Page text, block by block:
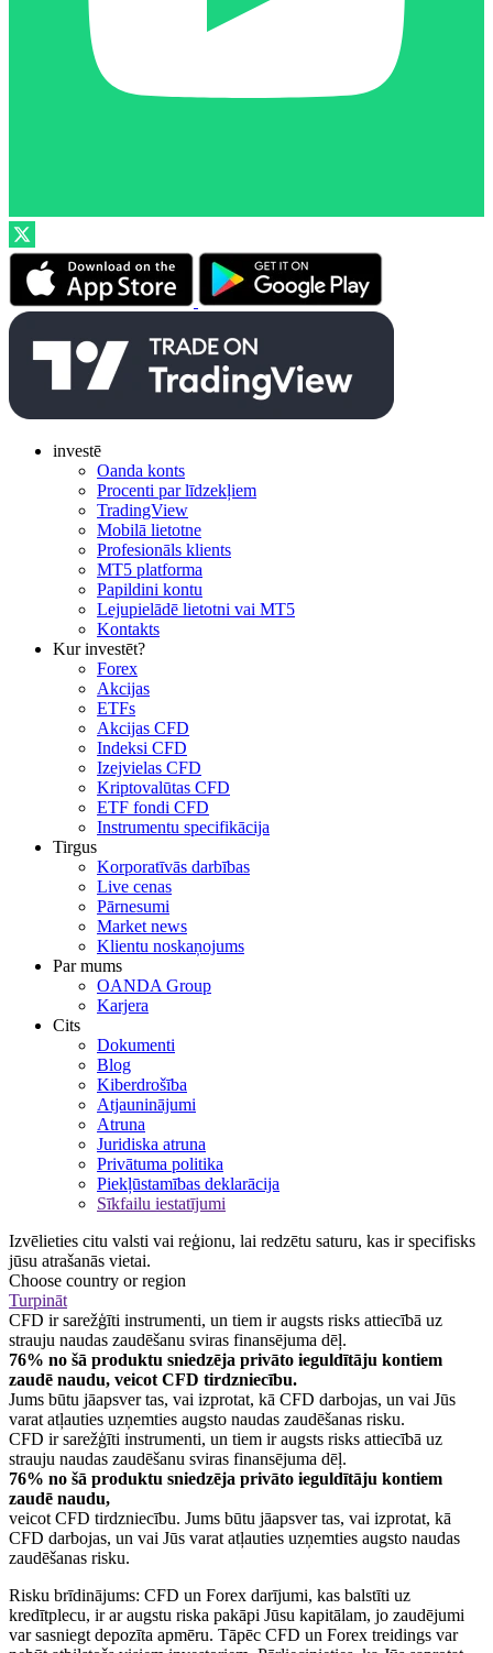
investē
Oanda konts
Procenti par līdzekļiem
TradingView
Mobilā lietotne
Profesionāls klients
MT5 platforma
Papildini kontu
Lejupielādē lietotni vai MT5
Kontakts
Kur investēt?
Forex
Akcijas
ETFs
Akcijas CFD
Indeksi CFD
Izejvielas CFD
Kriptovalūtas CFD
ETF fondi CFD
Instrumentu specifikācija
Tirgus
Korporatīvās darbības
Live cenas
Pārnesumi
Market news
Klientu noskaņojums
Par mums
OANDA Group
Karjera
Cits
Dokumenti
Blog
Kiberdrošība
Atjauninājumi
Atruna
Juridiska atruna
Privātuma politika
Piekļūstamības deklarācija
Sīkfailu iestatījumi
Izvēlieties citu valsti vai reģionu, lai redzētu saturu, kas ir specifisks
jūsu atrašanās vietai.
Choose country or region
Turpināt
CFD ir sarežģīti instrumenti, un tiem ir augsts risks attiecībā uz
strauju naudas zaudēšanu sviras finansējuma dēļ.
76% no šā produktu sniedzēja privāto ieguldītāju kontiem
zaudē naudu, veicot CFD tirdzniecību.
Jums būtu jāapsver tas, vai izprotat, kā CFD darbojas, un vai Jūs
varat atļauties uzņemties augsto naudas zaudēšanas risku.
CFD ir sarežģīti instrumenti, un tiem ir augsts risks attiecībā uz
strauju naudas zaudēšanu sviras finansējuma dēļ.
76% no šā produktu sniedzēja privāto ieguldītāju kontiem
zaudē naudu,
veicot CFD tirdzniecību. Jums būtu jāapsver tas, vai izprotat, kā
CFD darbojas, un vai Jūs varat atļauties uzņemties augsto naudas
zaudēšanas risku.
Risku brīdinājums: CFD un Forex darījumi, kas balstīti uz
kredītplecu, ir ar augstu riska pakāpi Jūsu kapitālam, jo zaudējumi
var sasniegt depozīta apmēru. Tāpēc CFD un Forex treidings var